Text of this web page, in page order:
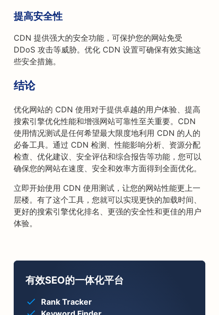
提高安全性
CDN 提供强大的安全功能，可保护您的网站免受
DDoS 攻击等威胁。优化 CDN 设置可确保有效实施这
些安全措施。
结论
优化网站的 CDN 使用对于提供卓越的用户体验、提高
搜索引擎优化性能和增强网站可靠性至关重要。CDN
使用情况测试是任何希望最大限度地利用 CDN 的人的
必备工具。通过 CDN 检测、性能影响分析、资源分配
检查、优化建议、安全评估和综合报告等功能，您可以
确保您的网站在速度、安全和效率方面得到全面优化。
立即开始使用 CDN 使用测试，让您的网站性能更上一
层楼。有了这个工具，您就可以实现更快的加载时间、
更好的搜索引擎优化排名、更强的安全性和更佳的用户
体验。
有效SEO的一体化平台
Rank Tracker